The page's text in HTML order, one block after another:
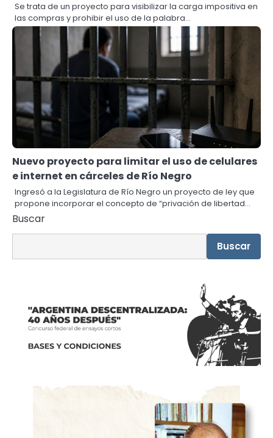
Se trata de un proyecto para visibilizar la carga impositiva en
las compras y prohibir el uso de la palabra…
Nuevo proyecto para limitar el uso de celulares
e internet en cárceles de Río Negro
Ingresó a la Legislatura de Río Negro un proyecto de ley que
propone incorporar el concepto de “privación de libertad…
Buscar
Buscar